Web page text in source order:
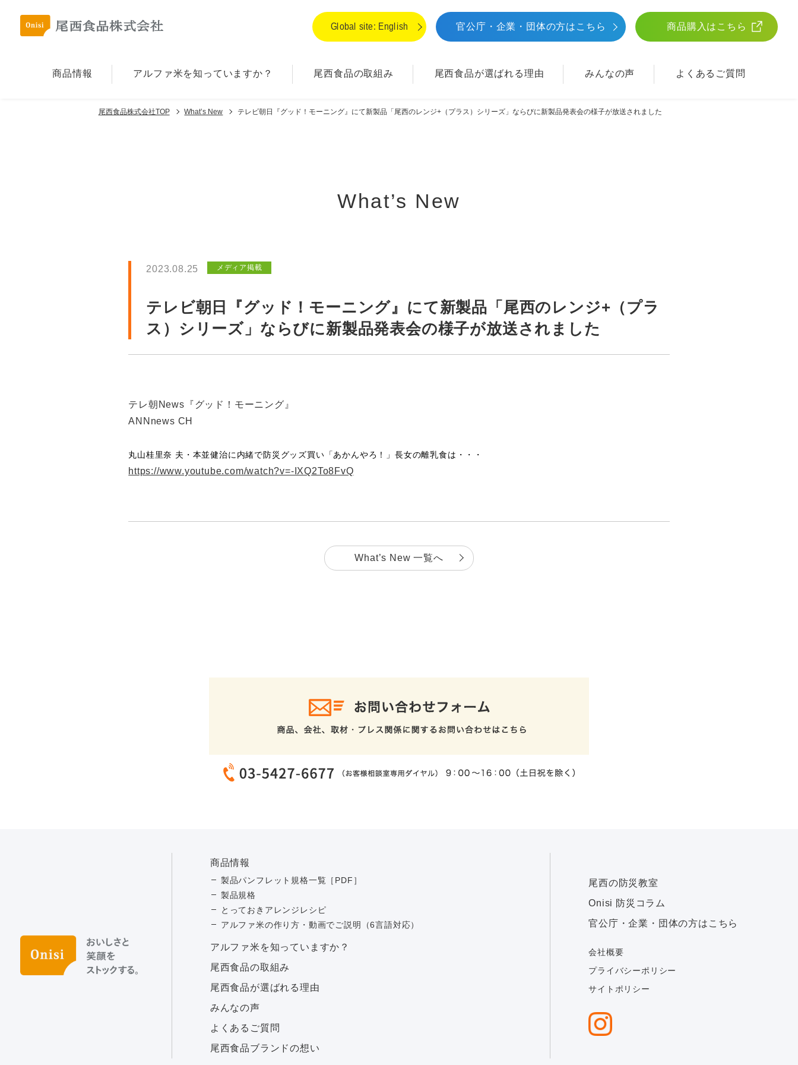
Global site: English 官公庁・企業・団体の方はこちら 商品購入はこちら
商品情報 アルファ⽶を知っていますか？ 尾西食品の取組み 尾西食品が選ばれる理由 みんなの声 よくあるご質問
尾西食品株式会社TOP What’s New テレビ朝日『グッド！モーニング』にて新製品「尾西のレンジ+（プラス）シリーズ」ならびに新製品発表会の様子が放送されました
What’s New
2023.08.25 メディア掲載
テレビ朝日『グッド！モーニング』にて新製品「尾西のレンジ+（プラ
ス）シリーズ」ならびに新製品発表会の様子が放送されました
テレ朝News『グッド！モーニング』
ANNnews CH
丸山桂里奈 夫・本並健治に内緒で防災グッズ買い 「あかんやろ！」長女の離乳食は・・・
https://www.youtube.com/watch?v=-IXQ2To8FvQ
What’s New 一覧へ
商品情報
製品パンフレット規格一覧［PDF］
製品規格
とっておきアレンジレシピ
アルファ米の作り方・動画でご説明（6言語対応）
アルファ⽶を知っていますか？
尾西食品の取組み
尾西食品が選ばれる理由
みんなの声
よくあるご質問
尾西食品ブランドの想い
尾西の防災教室
Onisi 防災コラム
官公庁・企業・団体の方はこちら
会社概要
プライバシーポリシー
サイトポリシー